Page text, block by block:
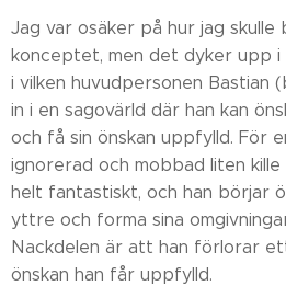
Jag var osäker på hur jag skulle
konceptet, men det dyker upp i
i vilken huvudpersonen Bastian
in i en sagovärld där han kan
och få sin önskan uppfylld. För
ignorerad och mobbad liten
helt fantastiskt, och han börjar
yttre och forma sina
Nackdelen är att han förlorar
önskan han får uppfylld.